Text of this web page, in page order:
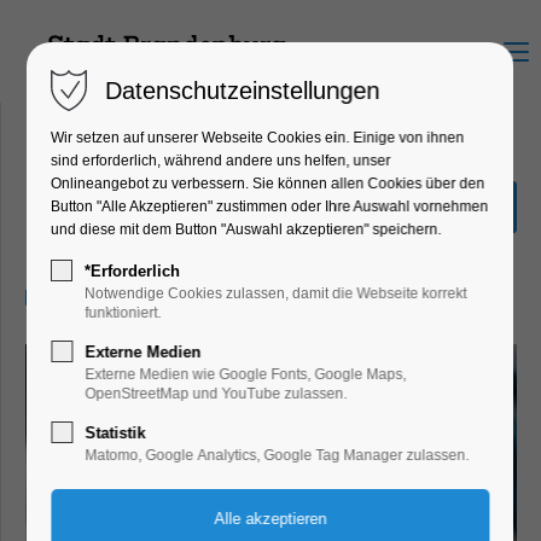
Menu
Karla
Kino
04.11.2025, 20:00–22:00
Datenschutzeinstellungen
Wir setzen auf unserer Webseite Cookies ein. Einige von ihnen
sind erforderlich, während andere uns helfen, unser
Onlineangebot zu verbessern. Sie können allen Cookies über den
Button "Alle Akzeptieren" zustimmen oder Ihre Auswahl vornehmen
und diese mit dem Button "Auswahl akzeptieren" speichern.
*Erforderlich
Notwendige Cookies zulassen, damit die Webseite korrekt
funktioniert.
Externe Medien
Externe Medien wie Google Fonts, Google Maps,
OpenStreetMap und YouTube zulassen.
Statistik
Matomo, Google Analytics, Google Tag Manager zulassen.